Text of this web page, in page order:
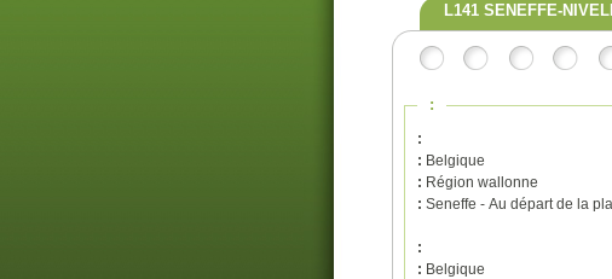
L141 SENEFFE-
:
:
: Belgique
: Région wallonne
: Seneffe - Au départ de la
:
: Belgique